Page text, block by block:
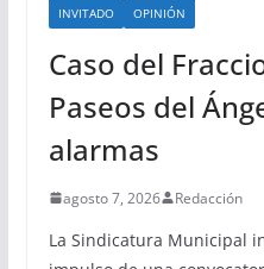
INVITADO OPINIÓN
Caso del
Paseos del
alarmas
agosto 7, 2026 Redacción
La Sindicatura Municipal